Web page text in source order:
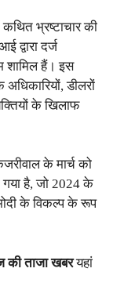
भ्रष्टाचार की
द्वारा दर्ज
शामिल हैं। इस
डीलरों
के खिलाफ
के मार्च को
गया है, जो 2024 के
के विकल्प के रूप
ताजा खबरयहां